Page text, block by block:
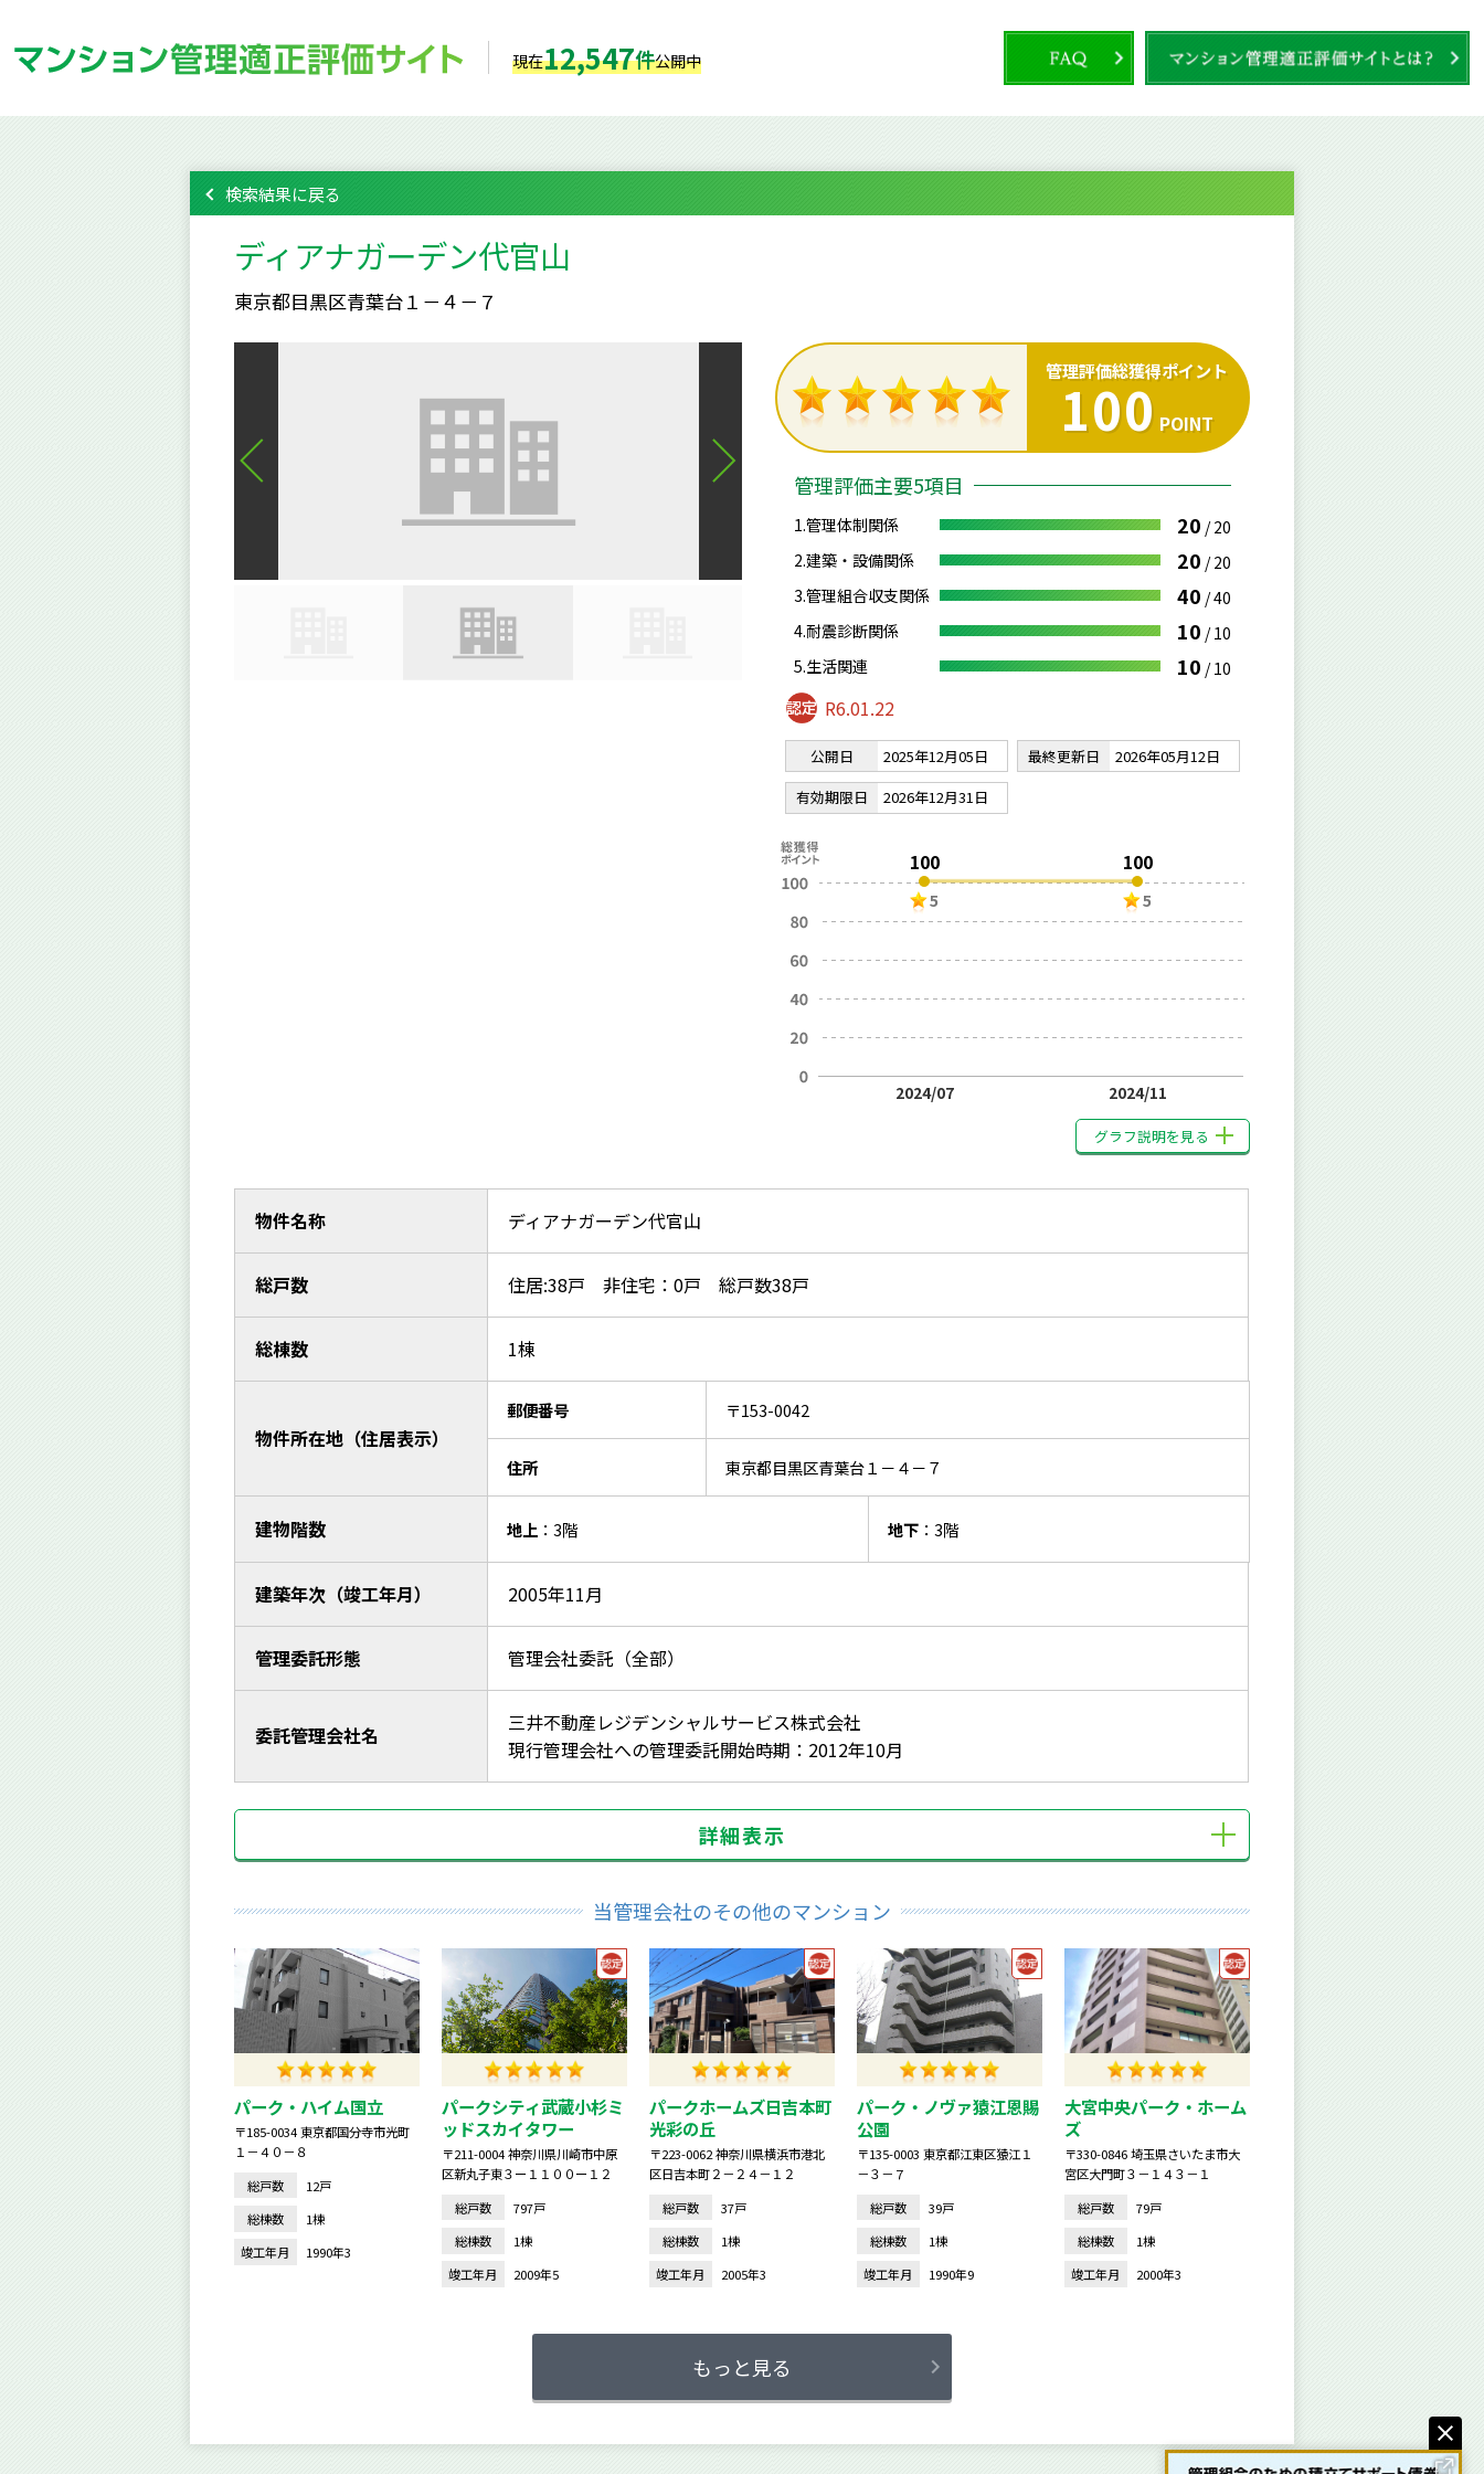
現在12,547件公開中
検索結果に戻る
ディアナガーデン代官山
東京都目黒区青葉台１－４－７
管理評価総獲得ポイント
100 POINT
管理評価主要5項目
1.管理体制関係 20 / 20
2.建築・設備関係
20 / 20
3.管理組合収支関係
40 /40
4.耐震診断関係
10 / 10
5.生活関連
10 / 10
R6.01.22
公開日 2025年12月05日 最終更新日
2026年05月12日
有効期限日
2026年12月31日
100
5
2024/07
100
5
2024/11
グラフ説明を見る
物件名称 ディアナガーデン代官山
総戸数 住居:38戸 非住宅：0戸 総戸数38戸
総棟数 1棟
物件所在地（住居表示）
郵便番号 〒153-0042
住所 東京都目黒区青葉台１－４－７
建物階数 地上 ：3階 地下：3階
建築年次（竣工年月） 2005年11月
管理委託形態 管理会社委託（全部）
委託管理会社名
三井不動産レジデンシャルサービス株式会社
現行管理会社への管理委託開始時期：2012年10月
詳細表示
当管理会社のその他のマンション
パーク・ハイム国立
〒185-0034 東京都国分寺市光町
１－４０－８
総戸数
12戸
総棟数
1棟
竣工年月
1990年3
パークシティ武蔵小杉ミ
ッドスカイタワー
〒211-0004 神奈川県川崎市中原
区新丸子東３ー１１００ー１２
総戸数
797戸
総棟数
1棟
竣工年月
2009年5
パークホームズ日吉本町
光彩の丘
〒223-0062 神奈川県横浜市港北
区日吉本町２－２４－１２
総戸数
37戸
総棟数
1棟
竣工年月
2005年3
パーク・ノヴァ猿江恩賜
公園
〒135-0003 東京都江東区猿江１
－３－７
総戸数
39戸
総棟数
1棟
竣工年月
1990年9
大宮中央パーク・ホーム
ズ
〒330-0846 埼玉県さいたま市大
宮区大門町３－１４３－１
総戸数
79戸
総棟数
1棟
竣工年月
2000年3
もっと見る